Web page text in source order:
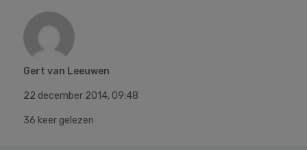
Gert van Leeuwen
22 december 2014, 09:48
36 keer gelezen